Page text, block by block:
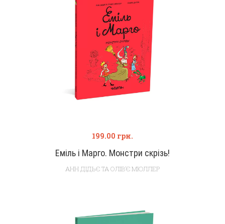
Еміль і Марго. Монстри скрізь!
199.00 грн.
АНН ДІДЬЄ ТА ОЛІВ’Є МЮЛЛЕР